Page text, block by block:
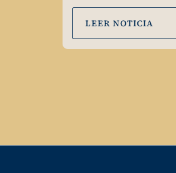
LEER NOTICIA